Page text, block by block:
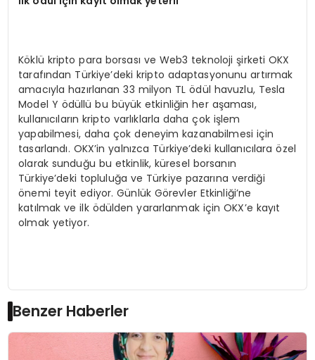
Köklü kripto para borsası ve Web3 teknoloji şirketi OKX
tarafından Türkiye’deki kripto adaptasyonunu artırmak
amacıyla hazırlanan 33 milyon TL ödül havuzlu, Tesla
Model Y ödüllü bu büyük etkinliğin her aşaması,
kullanıcıların kripto varlıklarla daha çok işlem
yapabilmesi, daha çok deneyim kazanabilmesi için
tasarlandı. OKX’in yalnızca Türkiye’deki kullanıcılara özel
olarak sunduğu bu etkinlik, küresel borsanın
Türkiye’deki topluluğa ve Türkiye pazarına verdiği
önemi teyit ediyor. Günlük Görevler Etkinliği’ne
katılmak ve ilk ödülden yararlanmak için OKX’e kayıt
olmak yetiyor.
Benzer Haberler